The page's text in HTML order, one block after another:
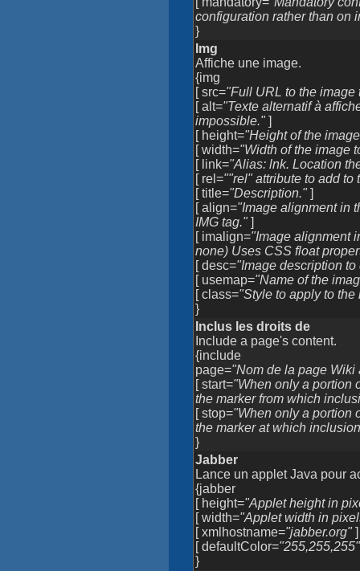
configuration rather than on
}
Img
Affiche une image.
{img
[ src="Full URL to the image
[ alt="Texte alternatif à
impossible."]
[ height="Height of the
[ width="Width of the image
[ link="Alias: lnk. Location
[ rel=""rel" attribute to add to
[ title="Description."]
[ align="Image alignment in
IMG tag."]
[ imalign="Image alignment
none) Uses CSS float
[ desc="Image description
[ usemap="Name of the
[ class="Style to apply to the
}
Inclus les droits de
Include a page's content.
{include
page="Nom de la page Wiki
[ start="When only a portion
the marker from which
[ stop="When only a portion
the marker at which
}
Jabber
Lance un applet Java pour
{jabber
[ height="Applet height in
[ width="Applet width in
[ xmlhostname="jabber.org"]
[ defaultColor="255,255,255"
}